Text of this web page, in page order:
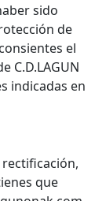
sido
de
el
C.D.LAGUN
indicadas en
que